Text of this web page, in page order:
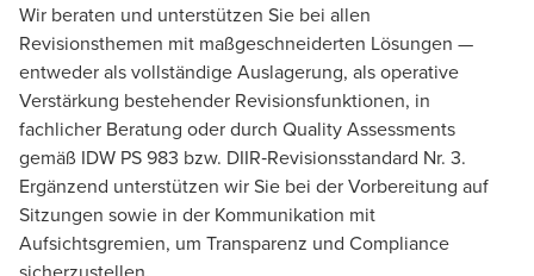
Wir beraten und unterstützen Sie bei allen
Revisionsthemen mit maßgeschneiderten Lösungen —
entweder als vollständige Auslagerung, als operative
Verstärkung bestehender Revisionsfunktionen, in
fachlicher Beratung oder durch Quality Assessments
gemäß IDW PS 983 bzw. DIIR‑Revisionsstandard Nr. 3.
Ergänzend unterstützen wir Sie bei der Vorbereitung auf
Sitzungen sowie in der Kommunikation mit
Aufsichtsgremien, um Transparenz und Compliance